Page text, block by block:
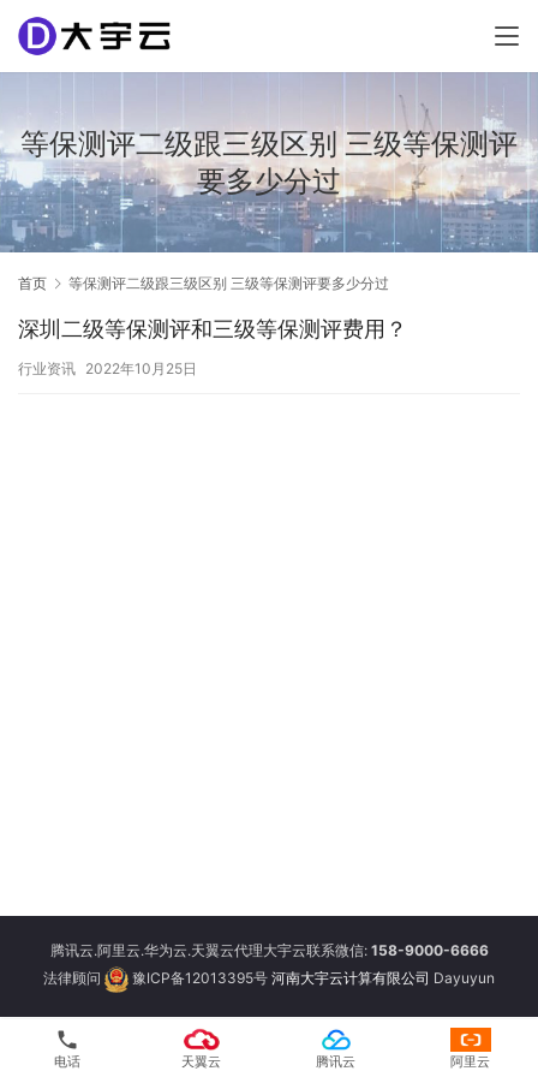
等保测评二级跟三级区别 三级等保测评
要多少分过
首页 等保测评二级跟三级区别 三级等保测评要多少分过
深圳二级等保测评和三级等保测评费用？
行业资讯 2022年10月25日
腾讯云.阿里云.华为云.天翼云代理大宇云联系微信: 158-9000-6666
法律顾问
豫ICP备12013395号 河南大宇云计算有限公司 Dayuyun
phone
电话 天翼云 腾讯云 阿里云